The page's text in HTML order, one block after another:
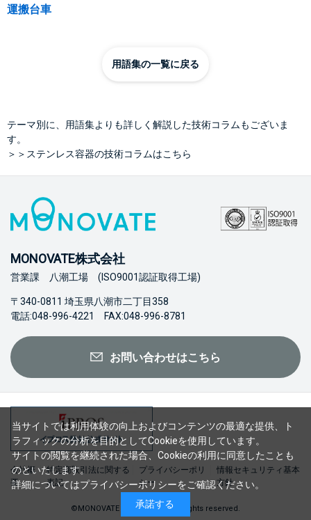
運搬台車
用語集の一覧に戻る
テーマ別に、用語集よりも詳しく解説した技術コラムもございま
す。
＞＞ステンレス容器の技術コラムはこちら
MONOVATE株式会社
営業課 八潮工場 (ISO9001認証取得工場)
〒340-0811 埼玉県八潮市二丁目358
電話:048-996-4221 FAX:048-996-8781
お問い合わせはこちら
会社概
要
特定商取引法に関する
表記
プライバシーポリ
シー
情報セキュリティ基本
方針
©MONOVATE Co., Ltd. 2023 All rights reserved.
当サイトでは利用体験の向上およびコンテンツの最適な提供、ト
ラフィックの分析を目的としてCookieを使用しています。
サイトの閲覧を継続された場合、Cookieの利用に同意したことも
のといたします。
詳細についてはプライバシーポリシーをご確認ください。
承諾する